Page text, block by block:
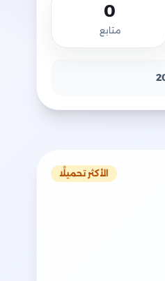
0
متابع
الأكثر تحميلًا